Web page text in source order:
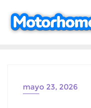
contenido
mayo 23, 2026